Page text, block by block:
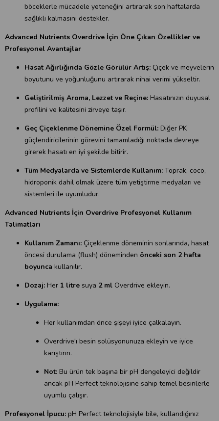
böceklerle mücadele yeteneğini artırarak son haftalarda
sağlıklı kalmasını destekler.
Advanced Nutrients Overdrive İçin Öne Çıkan Özellikler ve
Profesyonel Avantajlar
Hasat Ağırlığında Gözle Görülür Artış: Çiçek ve meyvelerin
boyutunu ve yoğunluğunu artırarak nihai verimi yükseltir.
Geliştirilmiş Aroma, Lezzet ve Reçine: Hasatınızın duyusal
profilini ve kalitesini zirveye taşır.
Geç Çiçeklenme Dönemine Özel Formül: Diğer PK
güçlendiricilerinin görevini tamamladığı noktada devreye
girerek hasatı en iyi şekilde bitirir.
Tüm Medyalarda ve Sistemlerde Kullanım: Toprak, coco,
hidroponik dahil olmak üzere tüm yetiştirme medyaları ve
sistemleri ile uyumludur.
Advanced Nutrients İçin Overdrive Profesyonel Kullanım
Talimatları
Kullanım Zamanı: Çiçeklenme döneminin sonlarında, hasat
öncesi durulama (flush) döneminden önceki son 2 hafta
boyunca kullanılır.
Dozaj: Her 1 litre suya 2 ml Overdrive ekleyin.
Uygulama:
Her kullanımdan önce şişeyi iyice çalkalayın.
Overdrive'ı besin solüsyonunuza ekleyin ve iyice
karıştırın.
Not: Bu ürün tek başına bir pH dengeleyici değildir
ancak pH Perfect teknolojisine sahip temel besinlerle
uyumlu çalışır.
Profesyonel İpucu: pH Perfect teknolojisiyle bile, kullandığınız